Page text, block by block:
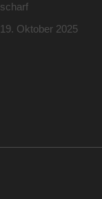
scharf
19. Oktober 2025